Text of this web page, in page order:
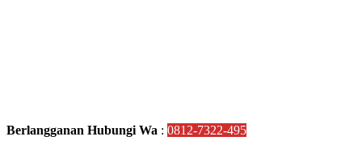
Berlangganan Hubungi Wa : 0812-7322-495